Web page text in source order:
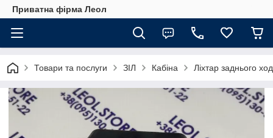
Приватна фірма Леол
Товари та послуги ЗІЛ Кабіна Ліхтар заднього